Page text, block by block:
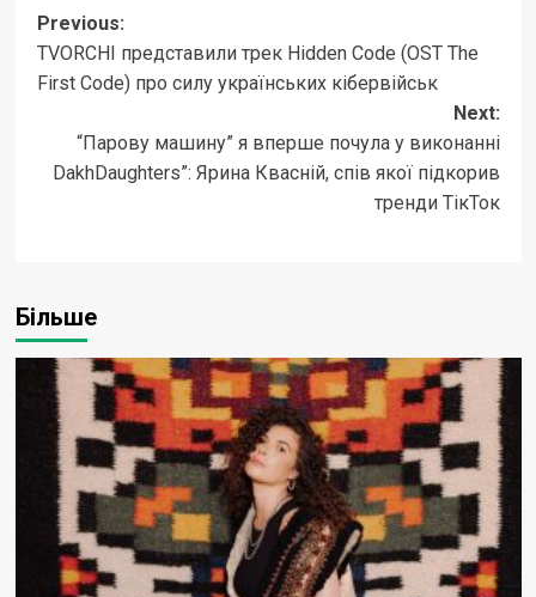
Post
navigation
Previous:
TVORCHI представили трек Hidden Code (OST The
First Code) про силу українських кібервійськ
Next:
“Парову машину” я вперше почула у виконанні
DakhDaughters”: Ярина Квасній, спів якої підкорив
тренди ТікТок
Більше